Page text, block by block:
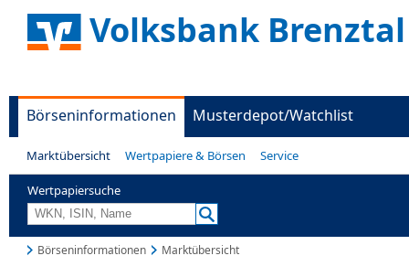
Volksbank Brenztal
Börseninformationen Musterdepot/Watchlist
Marktübersicht Wertpapiere & Börsen Service
Wertpapiersuche
Börseninformationen Marktübersicht